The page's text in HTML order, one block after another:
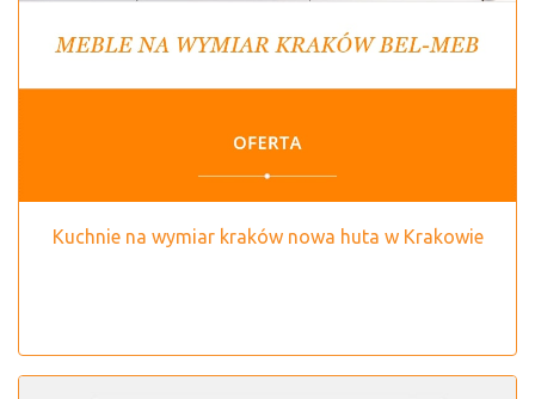
Kuchnie na wymiar kraków nowa huta w Krakowie